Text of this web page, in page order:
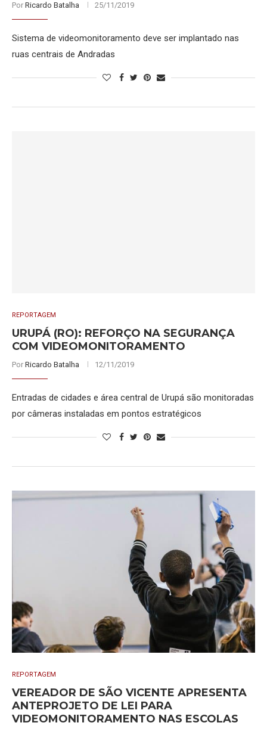
Por Ricardo Batalha 25/11/2019
Sistema de videomonitoramento deve ser implantado nas
ruas centrais de Andradas
REPORTAGEM
URUPÁ (RO): REFORÇO NA SEGURANÇA
COM VIDEOMONITORAMENTO
Por Ricardo Batalha 12/11/2019
Entradas de cidades e área central de Urupá são monitoradas
por câmeras instaladas em pontos estratégicos
REPORTAGEM
VEREADOR DE SÃO VICENTE APRESENTA
ANTEPROJETO DE LEI PARA
VIDEOMONITORAMENTO NAS ESCOLAS